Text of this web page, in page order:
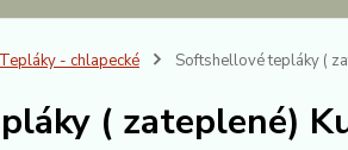
Tepláky - chlapecké Softshellové tepláky (
( zateplené)